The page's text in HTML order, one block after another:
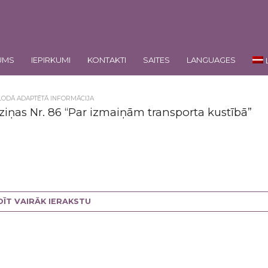
IEPIRKUMI KONTAKTI SAITES LANGUAGES
ADAPTĒTĀ INFORMĀCIJA
Nr. 86 “Par izmaiņām transporta kustībā”
VAIRĀK IERAKSTU